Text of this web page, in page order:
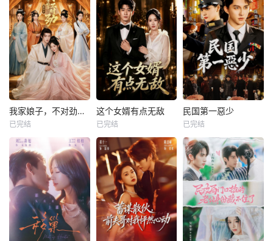
我家娘子，不对劲第四季
已完结
这个女婿有点无敌
已完结
民国第一惡少
已完结